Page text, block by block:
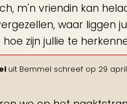
m'n vriendin kan
waar liggen
zijn jullie te
uit Bemmel schreef op 29